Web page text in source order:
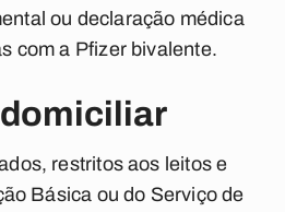
ou declaração médica
com a Pfizer bivalente.
restritos aos leitos e
Básica ou do Serviço de